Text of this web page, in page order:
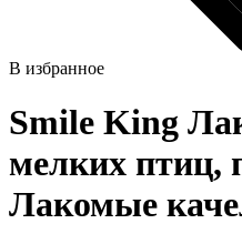
В избранное
Smile King
мелких птиц,
Лакомые